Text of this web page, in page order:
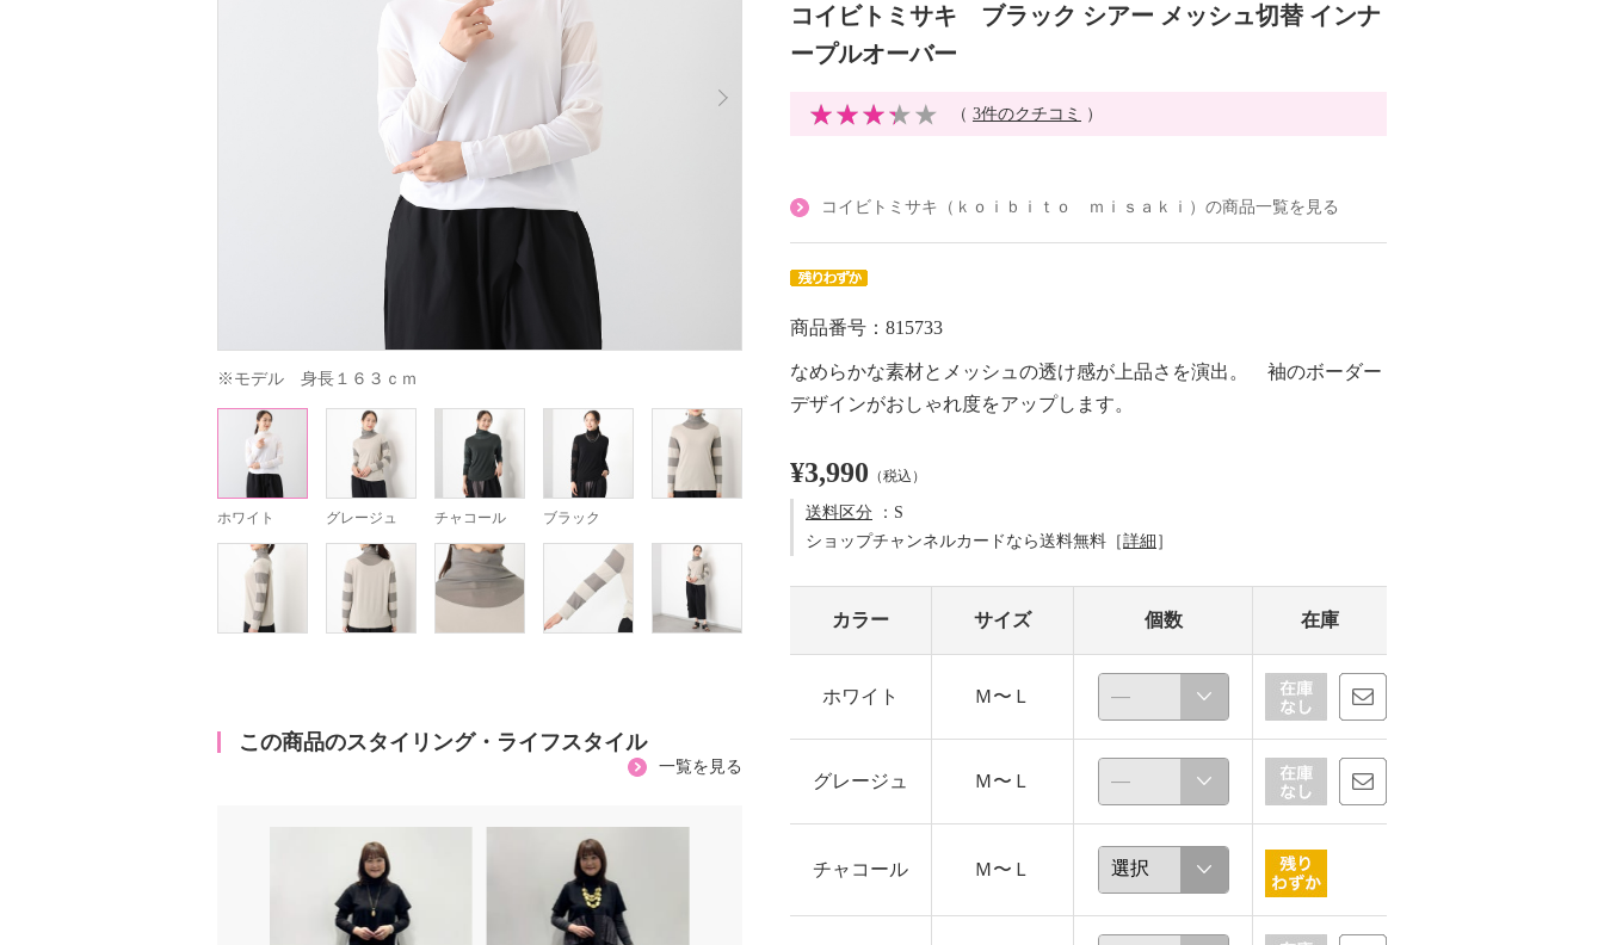
※モデル　身長１６３ｃｍ
ホワイト グレージュ チャコール ブラック
この商品のスタイリング・ライフスタイル
一覧を見る
コイビトミサキ ブラック シアー メッシュ切替 インナ
ープルオーバー
（ 3件のクチコミ ）
コイビトミサキ（ｋｏｉｂｉｔｏ ｍｉｓａｋｉ）の商品一覧を見る
商品番号：815733
なめらかな素材とメッシュの透け感が上品さを演出。 袖のボーダー
デザインがおしゃれ度をアップします。
¥3,990 （税込）
送料区分 ：S
ショップチャンネルカードなら送料無料［詳細 ］
カラー サイズ 個数 在庫
ホワイト Ｍ〜Ｌ
グレージュ Ｍ〜Ｌ
チャコール Ｍ〜Ｌ